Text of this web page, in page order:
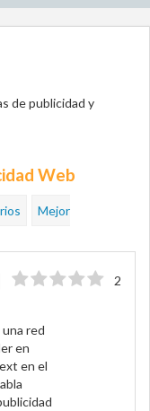
de publicidad y
Web
Mejor
2
red
en
en el